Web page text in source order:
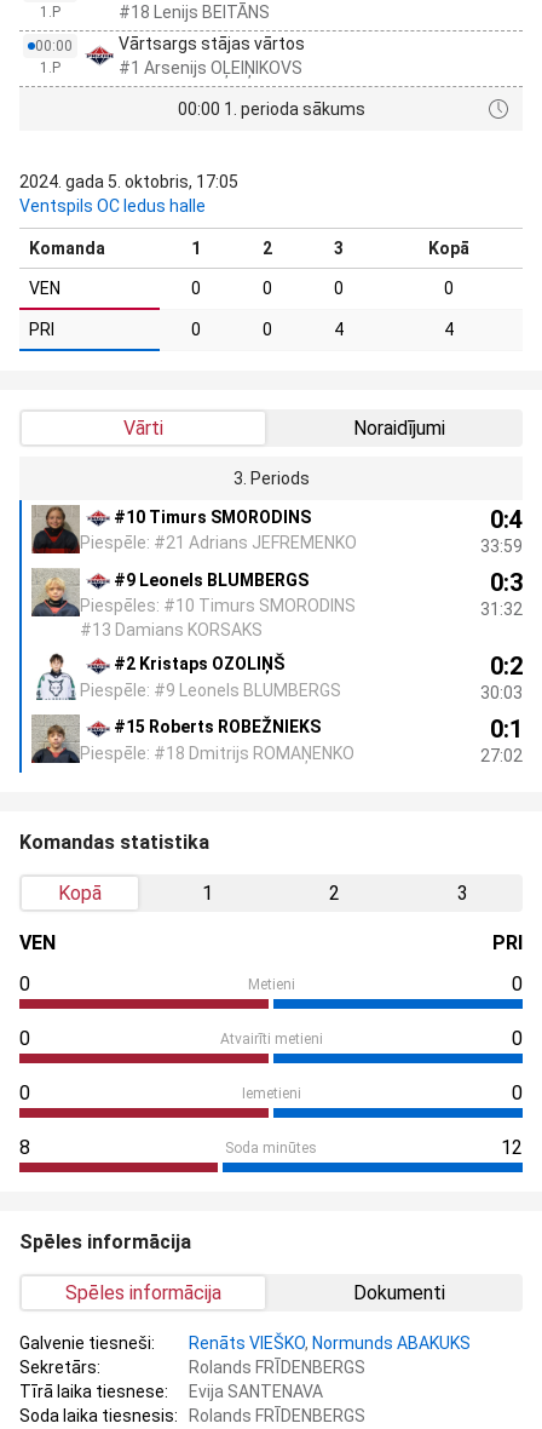
1.P
#18 Lenijs BEITĀNS
00:00
1.P
Vārtsargs stājas vārtos
#1 Arsenijs OĻEIŅIKOVS
00:00 1. perioda sākums
2024. gada 5. oktobris, 17:05
Ventspils OC ledus halle
Komanda 1 2 3 Kopā
VEN 0 0 0 0
PRI 0 0 4 4
Vārti Noraidījumi
3. Periods
#10 Timurs SMORODINS
Piespēle: #21 Adrians JEFREMENKO
0:4
33:59
#9 Leonels BLUMBERGS
Piespēles: #10 Timurs SMORODINS
#13 Damians KORSAKS
0:3
31:32
#2 Kristaps OZOLIŅŠ
Piespēle: #9 Leonels BLUMBERGS
0:2
30:03
#15 Roberts ROBEŽNIEKS
Piespēle: #18 Dmitrijs ROMAŅENKO
0:1
27:02
Komandas statistika
Kopā 1 2 3
VEN
PRI
0
Metieni 0
0 Atvairīti metieni 0
0 Iemetieni 0
8 Soda minūtes 12
Spēles informācija
Spēles informācija Dokumenti
Galvenie tiesneši: Renāts VIEŠKO, Normunds ABAKUKS
Sekretārs:
Rolands FRĪDENBERGS
Tīrā laika tiesnese:
Evija SANTENAVA
Soda laika tiesnesis:
Rolands FRĪDENBERGS